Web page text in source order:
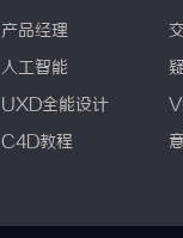
产品经理
人工智能
UXD全能设计
C4D教程